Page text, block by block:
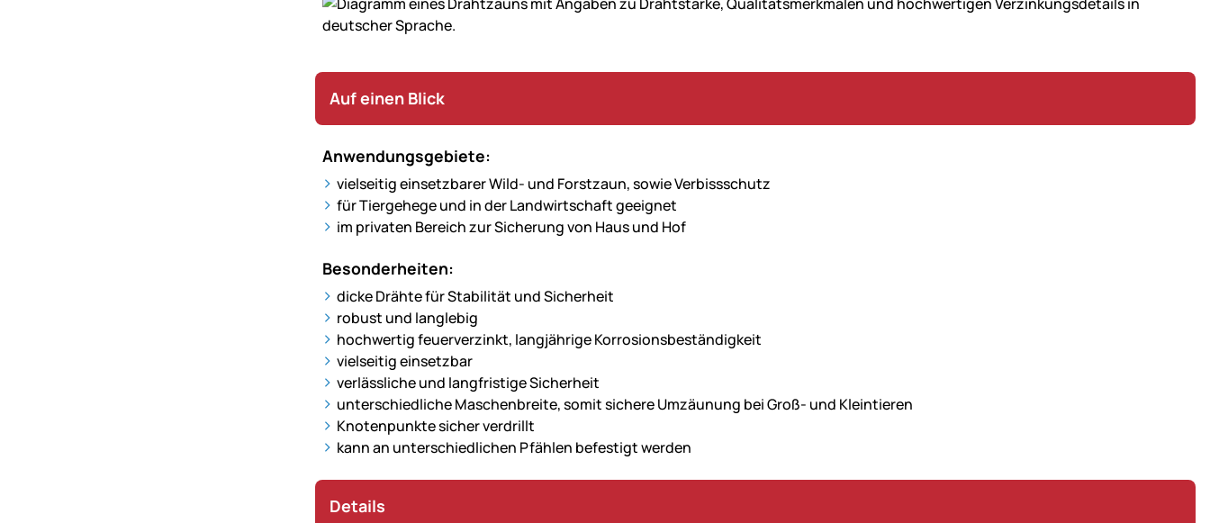
Auf einen Blick
Anwendungsgebiete:
vielseitig einsetzbarer Wild- und Forstzaun, sowie Verbissschutz
für Tiergehege und in der Landwirtschaft geeignet
im privaten Bereich zur Sicherung von Haus und Hof
Besonderheiten:
dicke Drähte für Stabilität und Sicherheit
robust und langlebig
hochwertig feuerverzinkt, langjährige Korrosionsbeständigkeit
vielseitig einsetzbar
verlässliche und langfristige Sicherheit
unterschiedliche Maschenbreite, somit sichere Umzäunung bei Groß- und Kleintieren
Knotenpunkte sicher verdrillt
kann an unterschiedlichen Pfählen befestigt werden
Details